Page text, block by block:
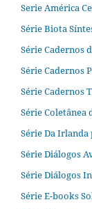
Serie América
Série Biota
Série Cadernos
Série Cadernos
Série Cadernos
Série Coletânea
Série Da
Série Diálogos
Série Diálogos
Série E-books